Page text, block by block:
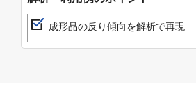
成形品の反り傾向を解析で再現